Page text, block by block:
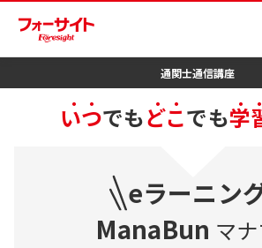
通関士通信講座
eラーニング（ManaBun）
いつでもどこでも学
・ ・ ・ ・ ・
eラーニン
ManaBun マ